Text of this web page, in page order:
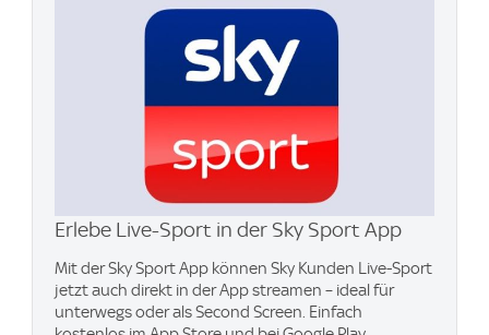
Erlebe Live-Sport in der Sky Sport App
Mit der Sky Sport App können Sky Kunden Live-Sport
jetzt auch direkt in der App streamen – ideal für
unterwegs oder als Second Screen. Einfach